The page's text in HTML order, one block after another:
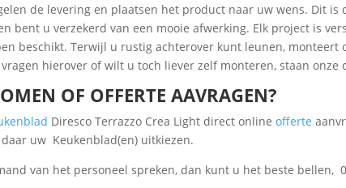
de levering en plaatsen het product naar uw wens. Dit
bent u verzekerd van een mooie afwerking. Elk project is
beschikt. Terwijl u rustig achterover kunt leunen,
hierover of wilt u toch liever zelf monteren, staan onze
OF OFFERTE AAVRAGEN?
Diresco Terrazzo Crea Light direct onlineofferte
uw Keukenblad(en) uitkiezen.
van het personeel spreken, dan kunt u het beste bellen,